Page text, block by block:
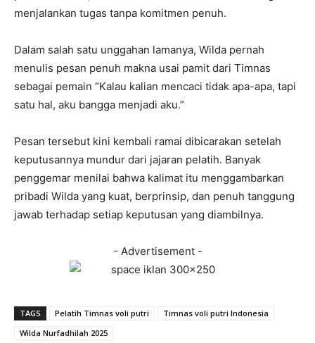
menjalankan tugas tanpa komitmen penuh.
Dalam salah satu unggahan lamanya, Wilda pernah
menulis pesan penuh makna usai pamit dari Timnas
sebagai pemain “Kalau kalian mencaci tidak apa-apa, tapi
satu hal, aku bangga menjadi aku.”
Pesan tersebut kini kembali ramai dibicarakan setelah
keputusannya mundur dari jajaran pelatih. Banyak
penggemar menilai bahwa kalimat itu menggambarkan
pribadi Wilda yang kuat, berprinsip, dan penuh tanggung
jawab terhadap setiap keputusan yang diambilnya.
- Advertisement -
TAGS Pelatih Timnas voli putri
Timnas voli putri Indonesia
Wilda Nurfadhilah 2025